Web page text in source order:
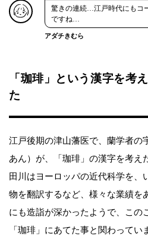
驚きの連続…江戸時代にもコ
ですね…
アダチきむら
「珈琲」という漢字を考
た
江戸後期の津山藩医で、蘭学者の
あん）が、「珈琲」の漢字を考え
田川はヨーロッパの近代科学を、
物を翻訳するなど、様々な業績を
にも造詣が深かったようで、この
「珈琲」にあてた事と関わってい